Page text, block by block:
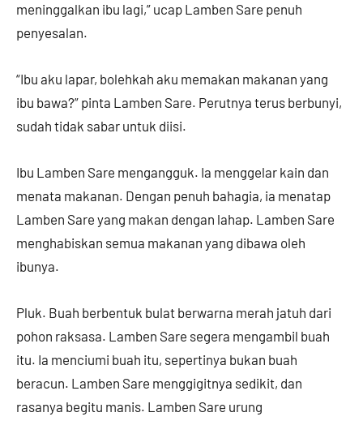
meninggalkan ibu lagi,” ucap Lamben Sare penuh
penyesalan.
“Ibu aku lapar, bolehkah aku memakan makanan yang
ibu bawa?” pinta Lamben Sare. Perutnya terus berbunyi,
sudah tidak sabar untuk diisi.
Ibu Lamben Sare mengangguk. Ia menggelar kain dan
menata makanan. Dengan penuh bahagia, ia menatap
Lamben Sare yang makan dengan lahap. Lamben Sare
menghabiskan semua makanan yang dibawa oleh
ibunya.
Pluk. Buah berbentuk bulat berwarna merah jatuh dari
pohon raksasa. Lamben Sare segera mengambil buah
itu. Ia menciumi buah itu, sepertinya bukan buah
beracun. Lamben Sare menggigitnya sedikit, dan
rasanya begitu manis. Lamben Sare urung